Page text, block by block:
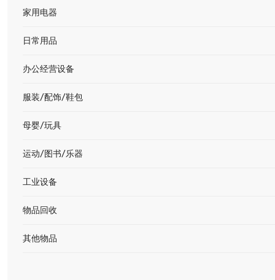
家用电器
日常用品
办公经营设备
服装/配饰/鞋包
母婴/玩具
运动/图书/乐器
工业设备
物品回收
其他物品